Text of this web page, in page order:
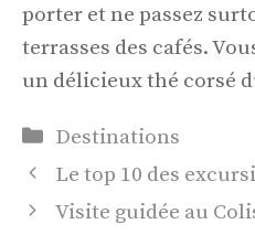
porter et ne passez
terrasses des cafés.
un délicieux thé corsé
Catégories
Destinations
Le top 10 des
Visite guidée au